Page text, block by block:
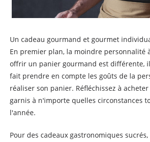
Un cadeau gourmand et gourmet
En premier plan, la moindre personnalité
offrir un panier gourmand est différente,
fait prendre en compte les goûts de la
réaliser son panier. Réfléchissez à
garnis à n'importe quelles circonstances
l'année.
Pour des cadeaux gastronomiques